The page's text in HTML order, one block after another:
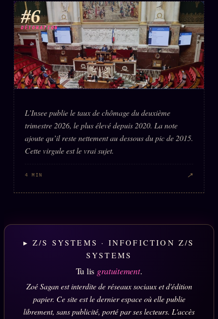
#6
DÉTONATION
L’Insee publie le taux de chômage du deuxième
trimestre 2026, le plus élevé depuis 2020. La note
ajoute qu’il reste nettement au dessous du pic de 2015.
Cette virgule est le vrai sujet.
4 MIN ↗
▸ Z/S SYSTEMS · INFOFICTION Z/S
SYSTEMS
Tu lis gratuitement.
Zoé Sagan est interdite de réseaux sociaux et d'édition
papier. Ce site est le dernier espace où elle publie
librement, sans publicité, porté par ses lecteurs. L'accès